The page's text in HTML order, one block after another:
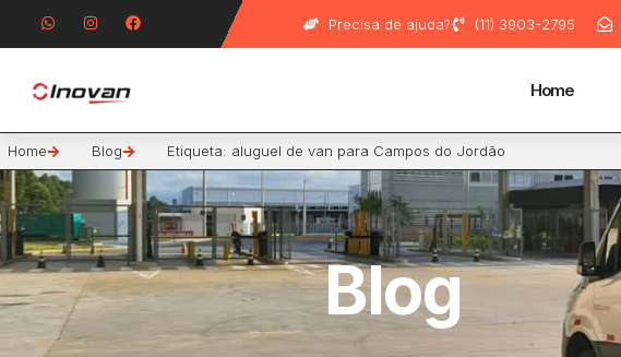
Precisa de ajuda? (11) 3903-2795
Home
Home Blog Etiqueta: aluguel de van para Campos do Jordão
Blog